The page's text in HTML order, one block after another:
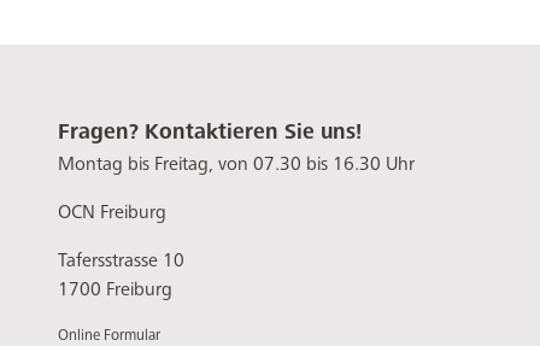
Fragen? Kontaktieren Sie uns!
Montag bis Freitag, von 07.30 bis 16.30 Uhr
OCN Freiburg
Tafersstrasse 10
1700 Freiburg
Online Formular